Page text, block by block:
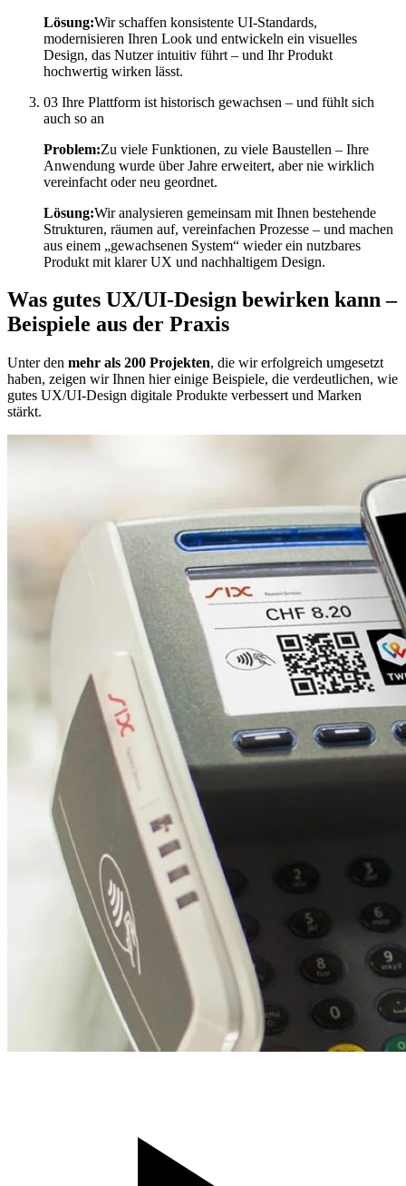
Lösung:Wir schaffen konsistente UI-Standards,
modernisieren Ihren Look und entwickeln ein visuelles
Design, das Nutzer intuitiv führt – und Ihr Produkt
hochwertig wirken lässt.
03 Ihre Plattform ist historisch gewachsen – und fühlt sich
auch so an
Problem:Zu viele Funktionen, zu viele Baustellen – Ihre
Anwendung wurde über Jahre erweitert, aber nie wirklich
vereinfacht oder neu geordnet.
Lösung:Wir analysieren gemeinsam mit Ihnen bestehende
Strukturen, räumen auf, vereinfachen Prozesse – und machen
aus einem „gewachsenen System“ wieder ein nutzbares
Produkt mit klarer UX und nachhaltigem Design.
Was gutes UX/UI-Design bewirken kann –
Beispiele aus der Praxis
Unter den mehr als 200 Projekten, die wir erfolgreich umgesetzt
haben, zeigen wir Ihnen hier einige Beispiele, die verdeutlichen, wie
gutes UX/UI-Design digitale Produkte verbessert und Marken
stärkt.